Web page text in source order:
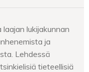
lukijakunnan
ja
Lehdessä
tieteellisiä